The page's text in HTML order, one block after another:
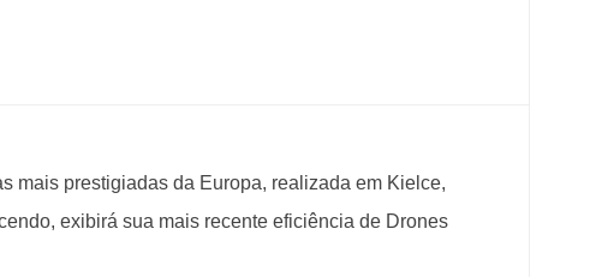
mais prestigiadas da Europa, realizada em Kielce,
exibirá sua mais recente eficiência de Drones